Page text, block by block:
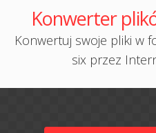
Konwerter
Konwertuj swoje pliki w
six przez